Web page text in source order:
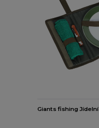
Giants fishing